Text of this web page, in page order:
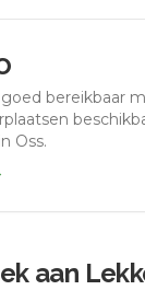
goed bereikbaar
Oss.
aan